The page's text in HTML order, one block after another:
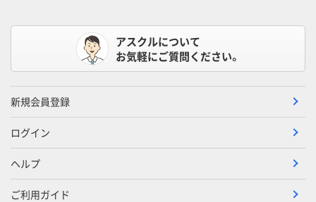
アスクルについて
お気軽にご質問ください。
新規会員登録
ログイン
ヘルプ
ご利用ガイド